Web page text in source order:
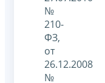
№
210-
ФЗ,
от
26.12.2008
№